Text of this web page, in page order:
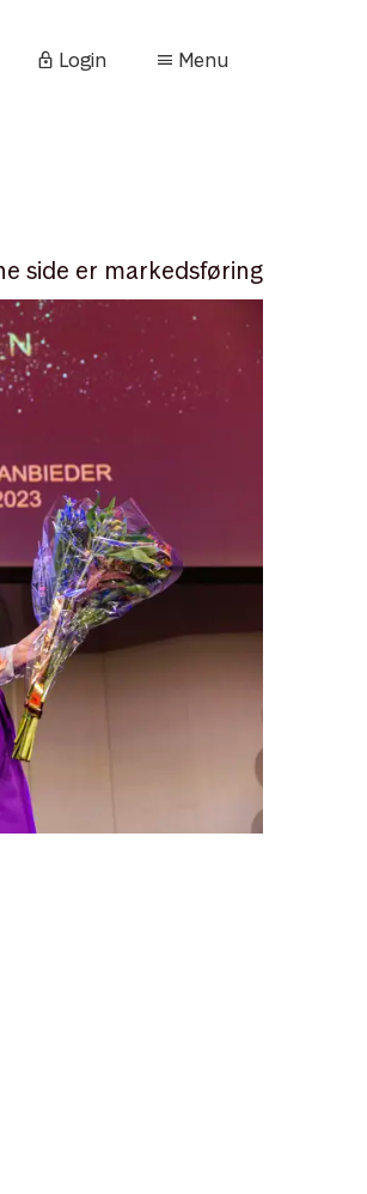
Login Menu
side er markedsføring